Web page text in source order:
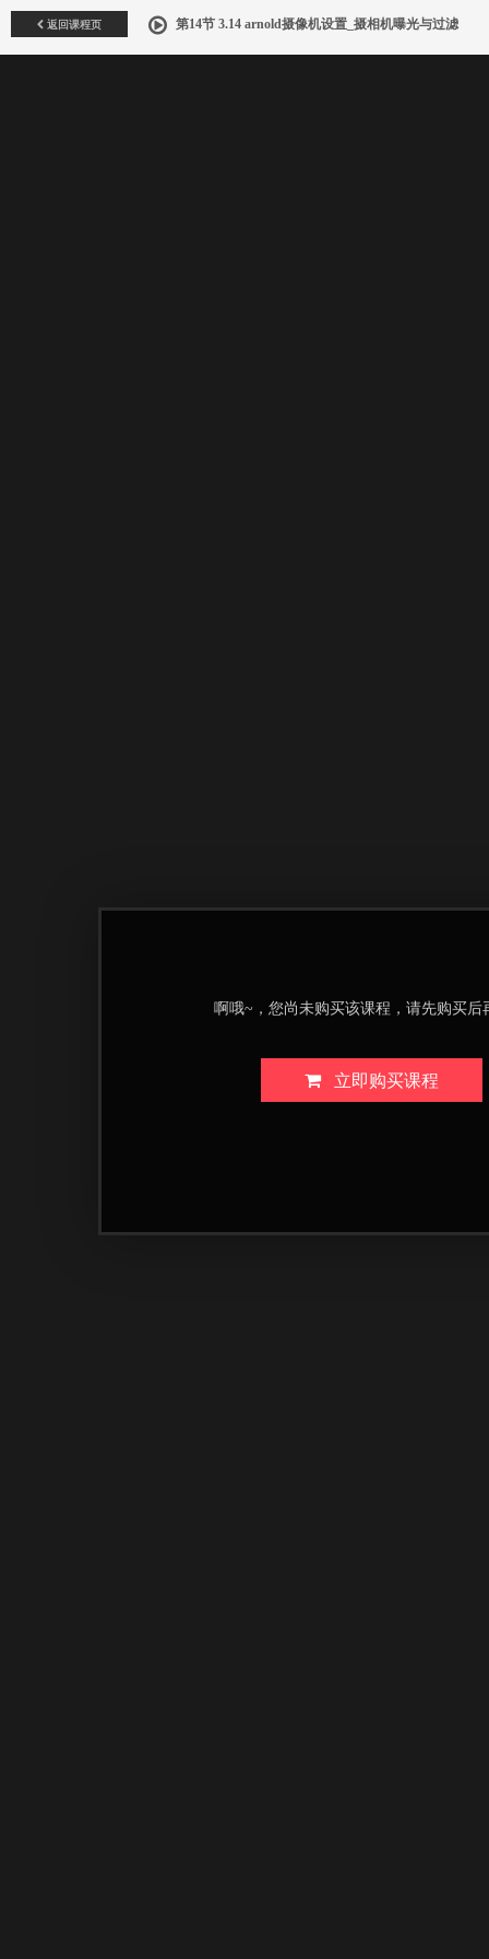
返回课程页 第14节 3.14 arnold摄像机设置_摄相机曝光与过滤
啊哦~，您尚未购买该课程，请先购买后
立即购买课程